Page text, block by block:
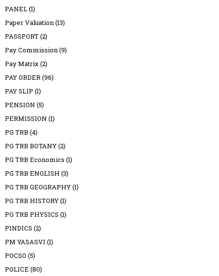
PANEL(1)
Paper Valuation(13)
PASSPORT(2)
Pay Commission(9)
Pay Matrix(2)
PAY ORDER(96)
PAY SLIP (1)
PENSION (5)
PERMISSION (1)
PG TRB (4)
PG TRB BOTANY(2)
PG TRB Economics (1)
PG TRB ENGLISH (3)
PG TRB GEOGRAPHY(1)
PG TRB HISTORY(1)
PG TRB PHYSICS (1)
PINDICS (2)
PM YASASVI (1)
POCSO (5)
POLICE (80)